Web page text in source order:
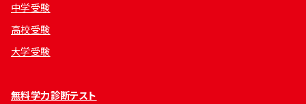
中学受験
高校受験
大学受験
無料学力診断テスト